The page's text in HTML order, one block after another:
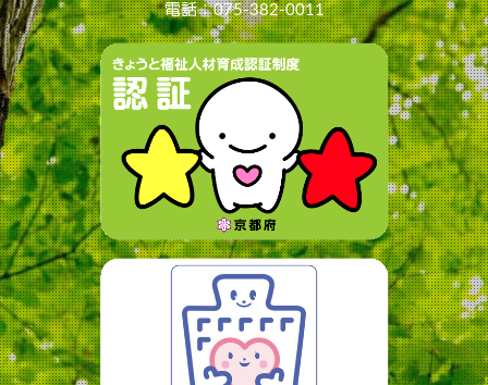
電話：075-382-0011